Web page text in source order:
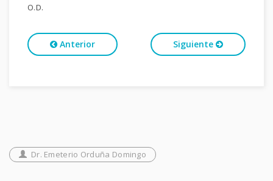
O.D.
Anterior Siguiente
Dr. Emeterio Orduña Domingo